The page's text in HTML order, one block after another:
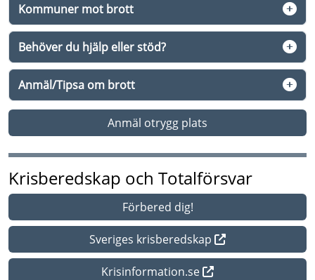
Kommuner mot brott
Behöver du hjälp eller stöd?
Anmäl/Tipsa om brott
Anmäl otrygg plats
Krisberedskap och Totalförsvar
Förbered dig!
Sveriges krisberedskap
Krisinformation.se